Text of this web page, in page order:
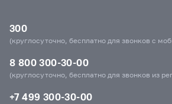
300
(круглосуточно, бесплатно для звонков с
8 800 300-30-00
(круглосуточно, бесплатно для звонков из
+7 499 300-30-00